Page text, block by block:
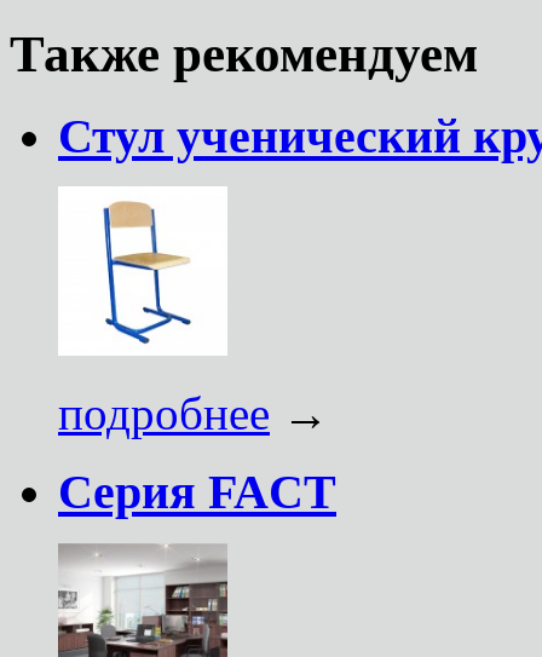
Также рекомендуем
Стул ученический
подробнее →
Серия FACT